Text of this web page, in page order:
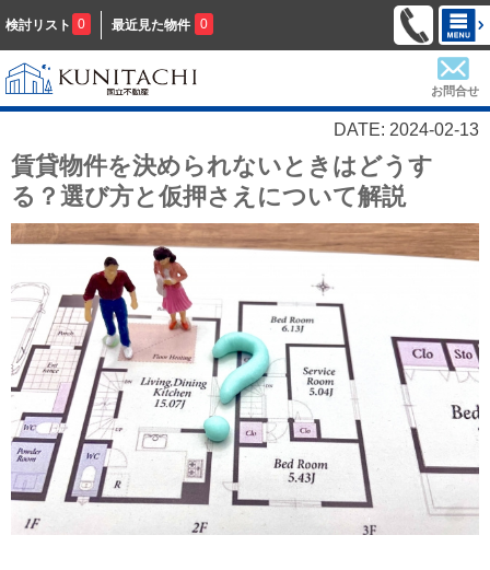
検討リスト 0 最近見た物件 0
お問合せ
DATE: 2024-02-13
賃貸物件を決められないときはどうす
る？選び方と仮押さえについて解説